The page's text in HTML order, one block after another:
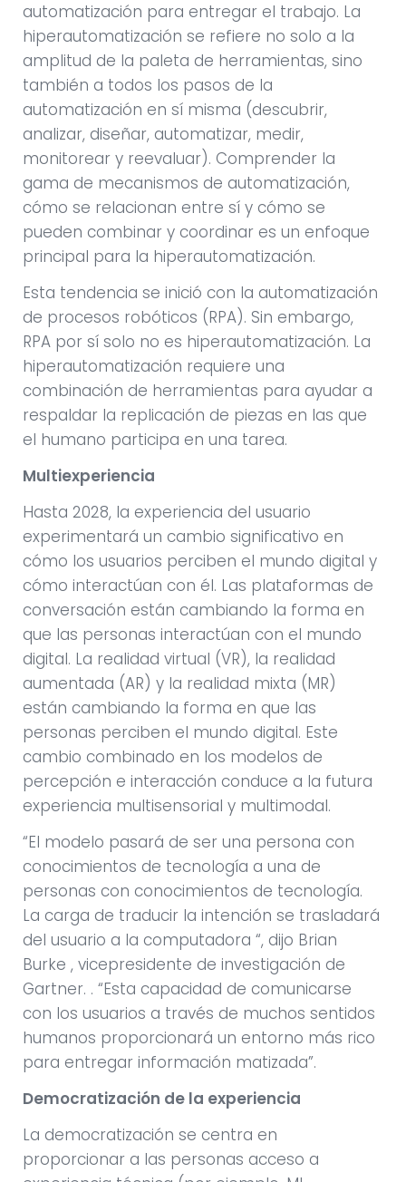
automatización para entregar el trabajo. La
hiperautomatización se refiere no solo a la
amplitud de la paleta de herramientas, sino
también a todos los pasos de la
automatización en sí misma (descubrir,
analizar, diseñar, automatizar, medir,
monitorear y reevaluar). Comprender la
gama de mecanismos de automatización,
cómo se relacionan entre sí y cómo se
pueden combinar y coordinar es un enfoque
principal para la hiperautomatización.
Esta tendencia se inició con la automatización
de procesos robóticos (RPA). Sin embargo,
RPA por sí solo no es hiperautomatización. La
hiperautomatización requiere una
combinación de herramientas para ayudar a
respaldar la replicación de piezas en las que
el humano participa en una tarea.
Multiexperiencia
Hasta 2028, la experiencia del usuario
experimentará un cambio significativo en
cómo los usuarios perciben el mundo digital y
cómo interactúan con él. Las plataformas de
conversación están cambiando la forma en
que las personas interactúan con el mundo
digital. La realidad virtual (VR), la realidad
aumentada (AR) y la realidad mixta (MR)
están cambiando la forma en que las
personas perciben el mundo digital. Este
cambio combinado en los modelos de
percepción e interacción conduce a la futura
experiencia multisensorial y multimodal.
“El modelo pasará de ser una persona con
conocimientos de tecnología a una de
personas con conocimientos de tecnología.
La carga de traducir la intención se trasladará
del usuario a la computadora “, dijo Brian
Burke , vicepresidente de investigación de
Gartner. . “Esta capacidad de comunicarse
con los usuarios a través de muchos sentidos
humanos proporcionará un entorno más rico
para entregar información matizada”.
Democratización de la experiencia
La democratización se centra en
proporcionar a las personas acceso a